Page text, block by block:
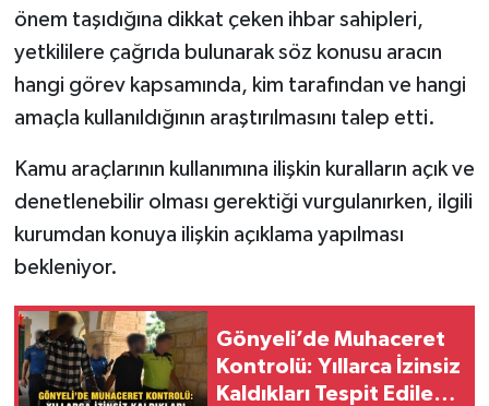
önem taşıdığına dikkat çeken ihbar sahipleri,
yetkililere çağrıda bulunarak söz konusu aracın
hangi görev kapsamında, kim tarafından ve hangi
amaçla kullanıldığının araştırılmasını talep etti.
Kamu araçlarının kullanımına ilişkin kuralların açık ve
denetlenebilir olması gerektiği vurgulanırken, ilgili
kurumdan konuya ilişkin açıklama yapılması
bekleniyor.
Gönyeli’de Muhaceret
Kontrolü: Yıllarca İzinsiz
Kaldıkları Tespit Edilen